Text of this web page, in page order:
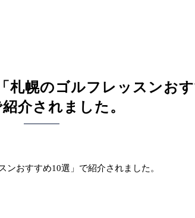
札幌のゴルフレッスンお
介されました。
おすすめ10選」で紹介されました。